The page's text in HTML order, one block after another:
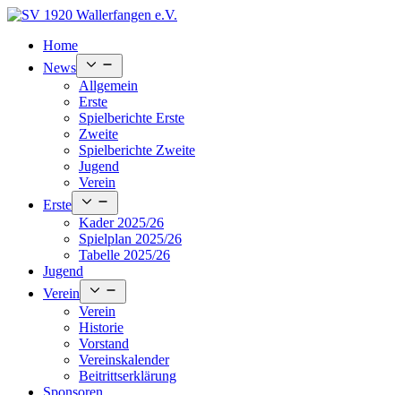
Skip
contentHome
News
menu
Allgemein
Erste
Spielberichte Erste
Zweite
Spielberichte Zweite
Jugend
Verein
Erste
menu
Kader 2025/26
Spielplan 2025/26
Tabelle 2025/26
Jugend
Verein
menu
Verein
Historie
Vorstand
Vereinskalender
Beitrittserklärung
Sponsoren